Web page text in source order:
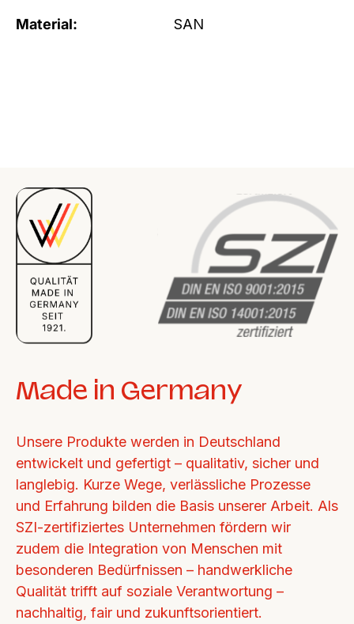
Material: SAN
Made in Germany
Unsere Produkte werden in Deutschland
entwickelt und gefertigt – qualitativ, sicher und
langlebig. Kurze Wege, verlässliche Prozesse
und Erfahrung bilden die Basis unserer Arbeit. Als
SZI-zertifiziertes Unternehmen fördern wir
zudem die Integration von Menschen mit
besonderen Bedürfnissen – handwerkliche
Qualität trifft auf soziale Verantwortung –
nachhaltig, fair und zukunftsorientiert.